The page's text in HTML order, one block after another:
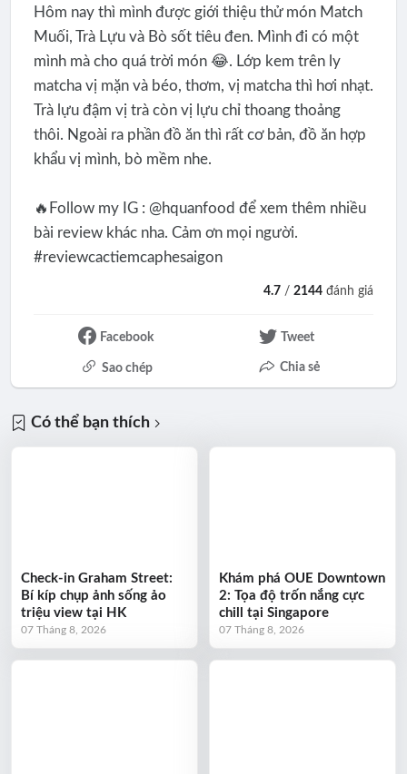
Hôm nay thì mình được giới thiệu thử món Match
Muối, Trà Lựu và Bò sốt tiêu đen. Mình đi có một
mình mà cho quá trời món 😂. Lớp kem trên ly
matcha vị mặn và béo, thơm, vị matcha thì hơi nhạt.
Trà lựu đậm vị trà còn vị lựu chỉ thoang thoảng
thôi. Ngoài ra phần đồ ăn thì rất cơ bản, đồ ăn hợp
khẩu vị mình, bò mềm nhe.
🔥Follow my IG : @hquanfood để xem thêm nhiều
bài review khác nha. Cảm ơn mọi người.
#reviewcactiemcaphesaigon
4.7 /2144 đánh giá
Facebook Tweet
Sao chép Chia sẻ
Có thể bạn thích
Check-in Graham Street:
Bí kíp chụp ảnh sống ảo
triệu view tại HK
07 Tháng 8, 2026
Khám phá OUE Downtown
2: Tọa độ trốn nắng cực
chill tại Singapore
07 Tháng 8, 2026